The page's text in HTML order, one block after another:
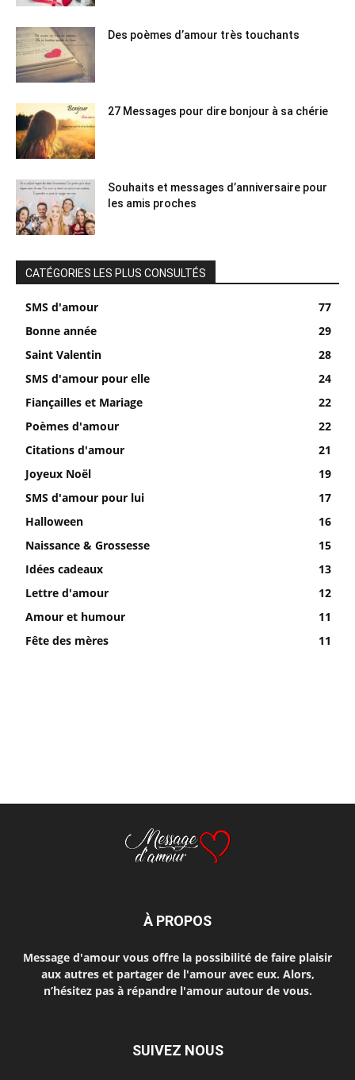
Des poèmes d’amour très touchants
27 Messages pour dire bonjour à sa chérie
Souhaits et messages d’anniversaire pour
les amis proches
CATÉGORIES LES PLUS CONSULTÉS
SMS d'amour
77
Bonne année
29
Saint Valentin
28
SMS d'amour pour elle
24
Fiançailles et Mariage
22
Poèmes d'amour
22
Citations d'amour
21
Joyeux Noël
19
SMS d'amour pour lui
17
Halloween
16
Naissance & Grossesse
15
Idées cadeaux
13
Lettre d'amour
12
Amour et humour
11
Fête des mères
11
À PROPOS
Message d'amour vous offre la possibilité de faire plaisir
aux autres et partager de l'amour avec eux. Alors,
n’hésitez pas à répandre l'amour autour de vous.
SUIVEZ NOUS